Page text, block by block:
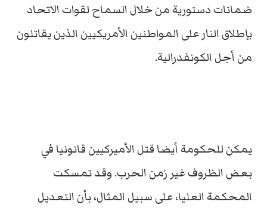
ضمانات دستورية من خلال السماح لقوات الاتحاد
بإطلاق النار على المواطنين الأمريكيين الذين يقاتلون
من أجل الكونفدرالية.
يمكن للحكومة أيضا قتل الأميركيين قانونيا في
بعض الظروف غير زمن الحرب. وقد تمسكت
المحكمة العليا، على سبيل المثال، بأن التعديل